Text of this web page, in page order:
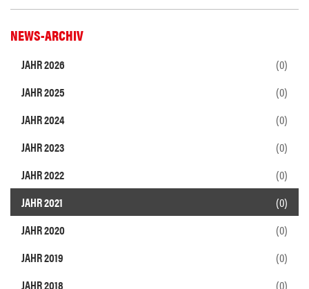
NEWS-ARCHIV
JAHR 2026
(0)
JAHR 2025
(0)
JAHR 2024
(0)
JAHR 2023
(0)
JAHR 2022
(0)
JAHR 2021
(0)
JAHR 2020
(0)
JAHR 2019
(0)
JAHR 2018
(0)